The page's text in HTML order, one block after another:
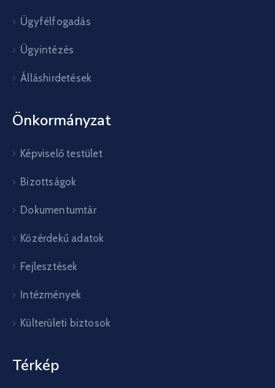
Ügyfélfogadás
Ügyintézés
Álláshirdetések
Önkormányzat
Képviselő testület
Bizottságok
Dokumentumtár
Közérdekű adatok
Fejlesztések
Intézmények
Külterületi biztosok
Térkép